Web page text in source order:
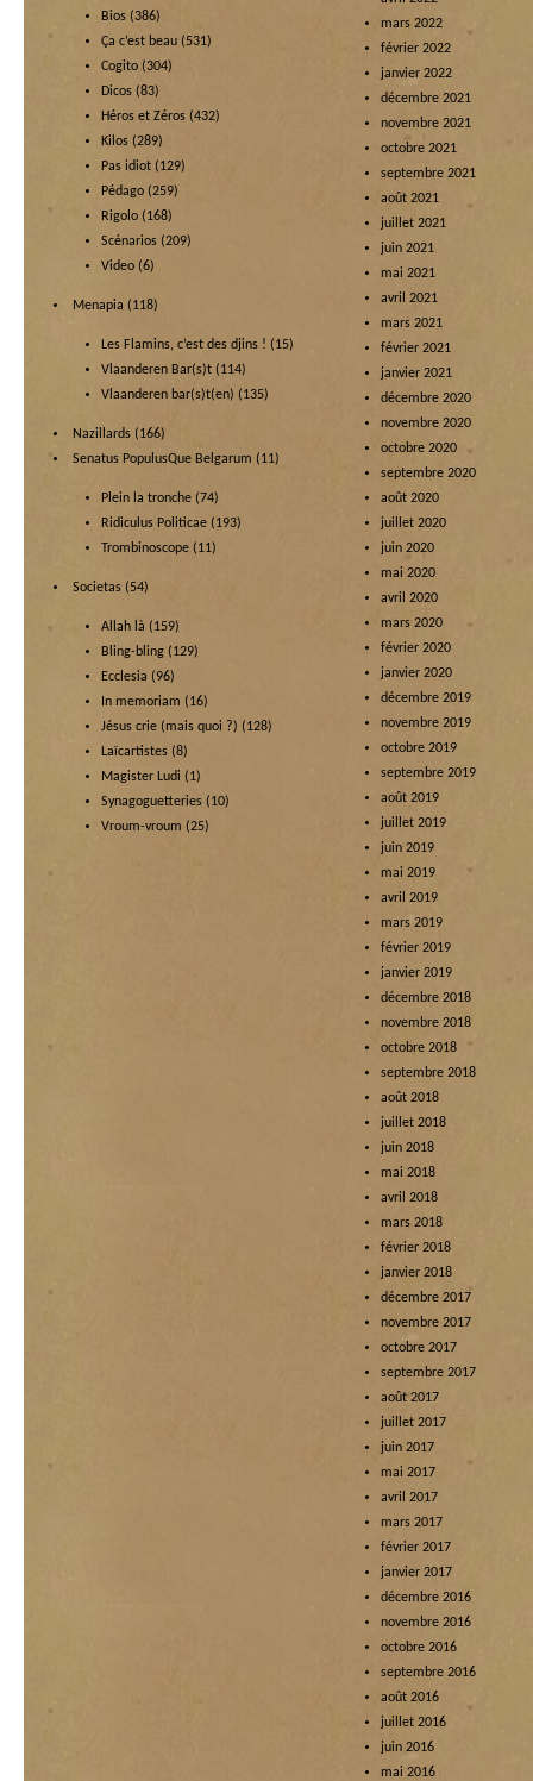
Bios (386)
Ça c’est beau (531)
Cogito (304)
Dicos (83)
Héros et Zéros (432)
Kilos (289)
Pas idiot (129)
Pédago (259)
Rigolo (168)
Scénarios (209)
Video (6)
Menapia (118)
Les Flamins, c’est des djins ! (15)
Vlaanderen Bar(s)t (114)
Vlaanderen bar(s)t(en) (135)
Nazillards (166)
Senatus PopulusQue Belgarum (11)
Plein la tronche (74)
Ridiculus Politicae (193)
Trombinoscope (11)
Societas (54)
Allah là (159)
Bling-bling (129)
Ecclesia (96)
In memoriam (16)
Jésus crie (mais quoi ?) (128)
Laïcartistes (8)
Magister Ludi (1)
Synagoguetteries (10)
Vroum-vroum (25)
mars 2022
février 2022
janvier 2022
décembre 2021
novembre 2021
octobre 2021
septembre 2021
août 2021
juillet 2021
juin 2021
mai 2021
avril 2021
mars 2021
février 2021
janvier 2021
décembre 2020
novembre 2020
octobre 2020
septembre 2020
août 2020
juillet 2020
juin 2020
mai 2020
avril 2020
mars 2020
février 2020
janvier 2020
décembre 2019
novembre 2019
octobre 2019
septembre 2019
août 2019
juillet 2019
juin 2019
mai 2019
avril 2019
mars 2019
février 2019
janvier 2019
décembre 2018
novembre 2018
octobre 2018
septembre 2018
août 2018
juillet 2018
juin 2018
mai 2018
avril 2018
mars 2018
février 2018
janvier 2018
décembre 2017
novembre 2017
octobre 2017
septembre 2017
août 2017
juillet 2017
juin 2017
mai 2017
avril 2017
mars 2017
février 2017
janvier 2017
décembre 2016
novembre 2016
octobre 2016
septembre 2016
août 2016
juillet 2016
juin 2016
mai 2016